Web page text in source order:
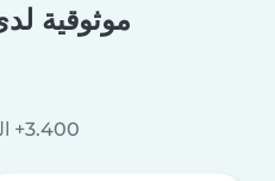
موثوقية
3.400+ التقييمات